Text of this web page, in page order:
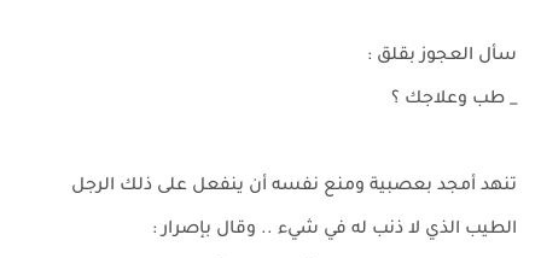
سأل العجوز بقلق :
_ طب وعلاجك ؟
تنهد أمجد بعصبية ومنع نفسه أن ينفعل على ذلك الرجل
الطيب الذي لا ذنب له في شيء .. وقال بإصرار :